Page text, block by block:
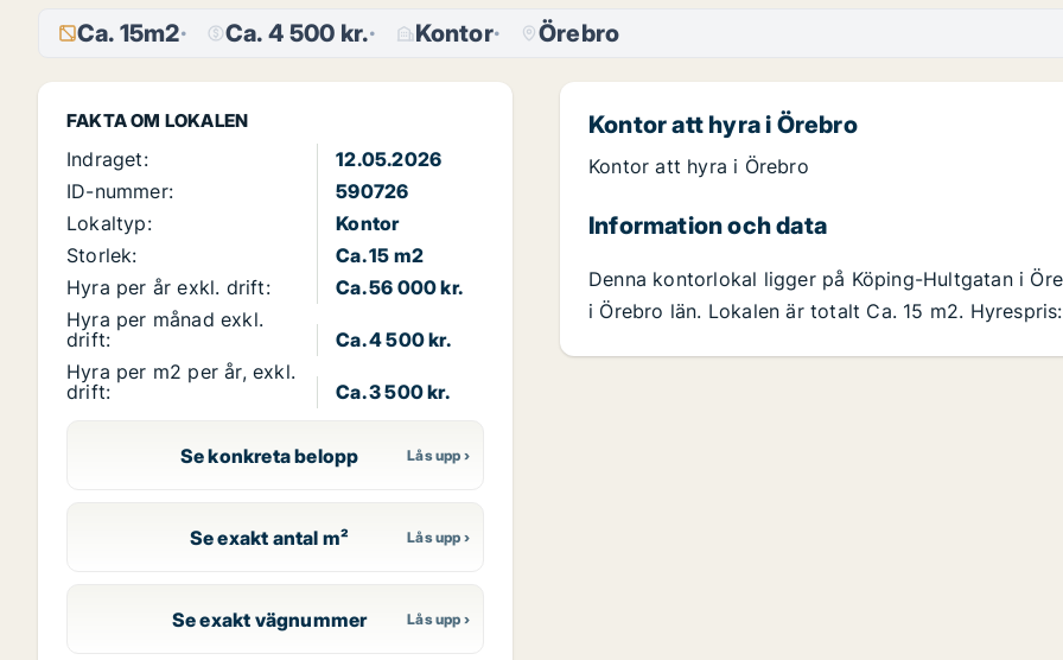
Ca. 15m2 Ca. 4 500 kr. Kontor Örebro
FAKTA OM LOKALEN
Indraget:
12.05.2026
ID-nummer:
590726
Lokaltyp:
Kontor
Storlek:
Ca. 15 m2
Hyra per år exkl. drift:
Ca. 56 000 kr.
Hyra per månad exkl.
drift:
Ca. 4 500 kr.
Hyra per m2 per år, exkl.
drift:
Ca. 3 500 kr.
Se konkreta belopp
Se exakt antal m²
Se exakt vägnummer
Kontor att hyra i Örebro
Kontor att hyra i Örebro
Information och data
Denna kontorlokal ligger på Köping-Hultgatan i
i Örebro län. Lokalen är totalt Ca. 15 m2.